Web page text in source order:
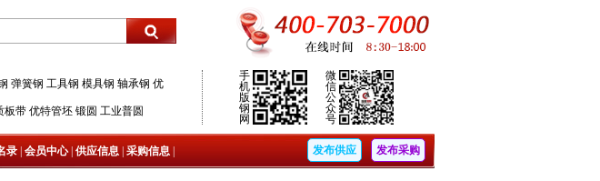
弹簧钢 工具钢 模具钢 轴承钢 优
板带 优特管坯 锻圆 工业普圆
手
机
版
钢
网
微
信
公
众
号
录 会员中心| 供应信息 采购信息 发布供应 发布采购